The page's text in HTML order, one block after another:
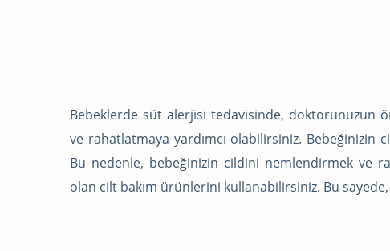
Bebeklerde süt alerjisi tedavisinde, doktorunuzun
ve rahatlatmaya yardımcı olabilirsiniz. Bebeğinizin
Bu nedenle, bebeğinizin cildini nemlendirmek ve
olan cilt bakım ürünlerini kullanabilirsiniz. Bu